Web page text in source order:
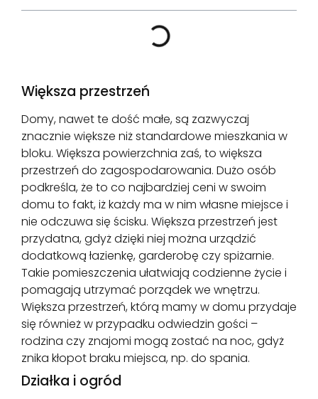
Większa przestrzeń
Domy, nawet te dość małe, są zazwyczaj
znacznie większe niż standardowe mieszkania w
bloku. Większa powierzchnia zaś, to większa
przestrzeń do zagospodarowania. Dużo osób
podkreśla, że to co najbardziej ceni w swoim
domu to fakt, iż każdy ma w nim własne miejsce i
nie odczuwa się ścisku. Większa przestrzeń jest
przydatna, gdyż dzięki niej można urządzić
dodatkową łazienkę, garderobę czy spiżarnie.
Takie pomieszczenia ułatwiają codzienne życie i
pomagają utrzymać porządek we wnętrzu.
Większa przestrzeń, którą mamy w domu przydaje
się również w przypadku odwiedzin gości –
rodzina czy znajomi mogą zostać na noc, gdyż
znika kłopot braku miejsca, np. do spania.
Działka i ogród